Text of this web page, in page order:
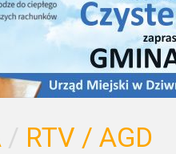
/ RTV / AGD